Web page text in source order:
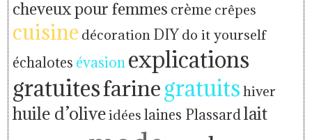
cheveux pour femmes crème crêpes
cuisine décoration DIY do it yourself
échalotes évasionexplications
gratuitesfarinegratuits hiver
huile d’oliveidées laines Plassardlait